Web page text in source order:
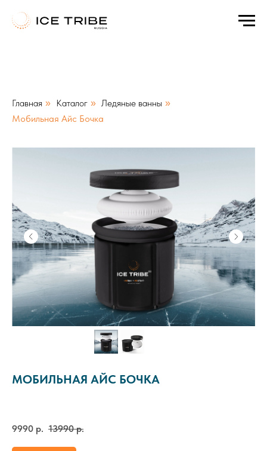
Html code will be here
Главная » Каталог » Ледяные ванны »
Мобильная Айс Бочка
МОБИЛЬНАЯ АЙС БОЧКА
9990 р. 13990 р.